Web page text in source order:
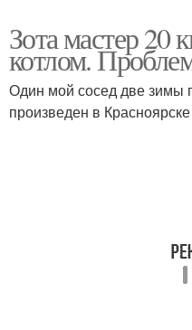
Котлы на твердом
Зота мастер 20
котлом.
Один мой сосед две зимы
произведен в